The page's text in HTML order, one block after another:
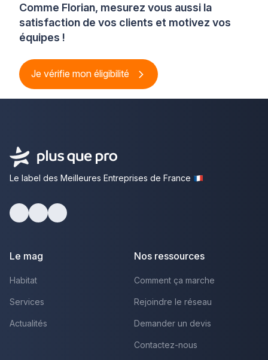
Comme Florian, mesurez vous aussi la
satisfaction de vos clients et motivez vos
équipes !
Je vérifie mon éligibilité
Le label des Meilleures Entreprises de France
Le mag
Habitat
Services
Actualités
Nos ressources
Comment ça marche
Rejoindre le réseau
Demander un devis
Contactez-nous